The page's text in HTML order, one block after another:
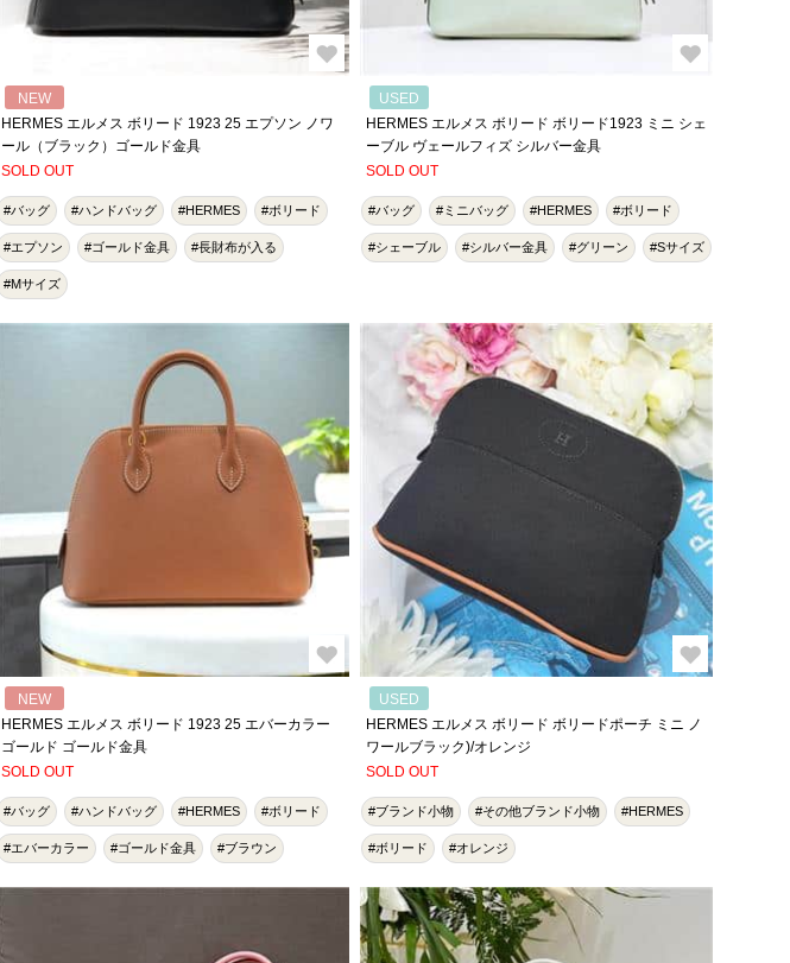
NEW
HERMES エルメス ボリード 1923 25 エプソン ノワ
ール（ブラック）ゴールド金具
SOLD OUT
#バッグ #ハンドバッグ #HERMES #ボリード
#エプソン #ゴールド金具 #長財布が入る
#Mサイズ
USED
HERMES エルメス ボリード ボリード1923 ミニ シェ
ーブル ヴェールフィズ シルバー金具
SOLD OUT
#バッグ #ミニバッグ #HERMES #ボリード
#シェーブル #シルバー金具 #グリーン #Sサイズ
NEW
HERMES エルメス ボリード 1923 25 エバーカラー
ゴールド ゴールド金具
SOLD OUT
#バッグ #ハンドバッグ #HERMES #ボリード
#エバーカラー #ゴールド金具 #ブラウン
USED
HERMES エルメス ボリード ボリードポーチ ミニ ノ
ワールブラック)/オレンジ
SOLD OUT
#ブランド小物 #その他ブランド小物 #HERMES
#ボリード #オレンジ